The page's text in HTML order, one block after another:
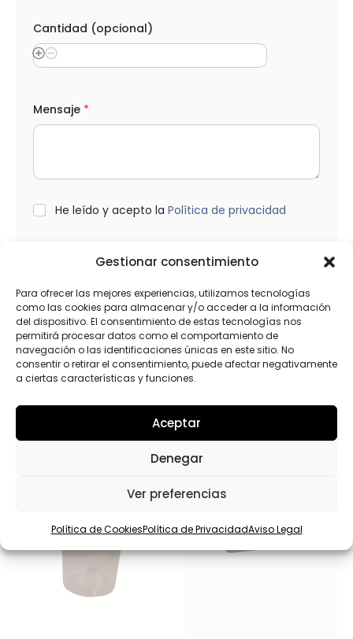
Gestionar consentimiento
Para ofrecer las mejores experiencias, utilizamos tecnologías
como las cookies para almacenar y/o acceder a la información
del dispositivo. El consentimiento de estas tecnologías nos
permitirá procesar datos como el comportamiento de
navegación o las identificaciones únicas en este sitio. No
consentir o retirar el consentimiento, puede afectar negativamente
a ciertas características y funciones.
Aceptar
Denegar
Ver preferencias
Política de CookiesPolítica de PrivacidadAviso Legal
o
s
C
a
d
a
o
c
i
e
l
e
c
t
r
ó
i
Cantidad (opcional)
Mensaje *
L
He leído y acepto la Política de privacidad
Productos relacionados